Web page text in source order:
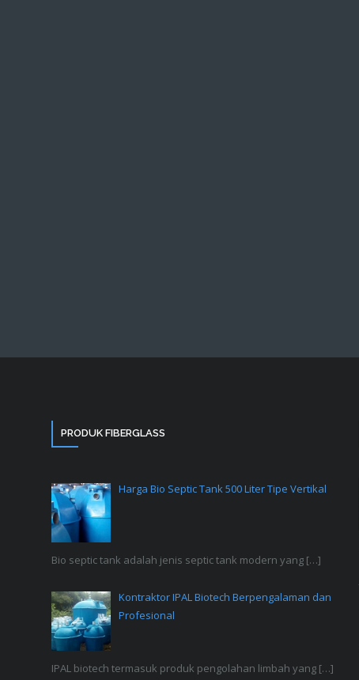
PRODUK FIBERGLASS
Harga Bio Septic Tank 500 Liter Tipe Vertikal
Bio septic tank adalah jenis septic tank modern yang […]
Kontraktor IPAL Biotech Berpengalaman dan
Profesional
IPAL biotech termasuk produk pengolahan limbah yang […]